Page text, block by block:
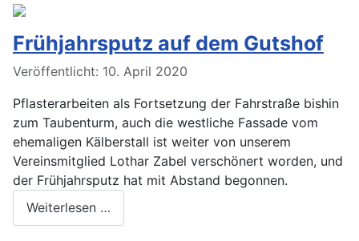
Frühjahrsputz auf dem Gutshof
Veröffentlicht: 10. April 2020
Pflasterarbeiten als Fortsetzung der Fahrstraße bishin
zum Taubenturm, auch die westliche Fassade vom
ehemaligen Kälberstall ist weiter von unserem
Vereinsmitglied Lothar Zabel verschönert worden, und
der Frühjahrsputz hat mit Abstand begonnen.
Weiterlesen …